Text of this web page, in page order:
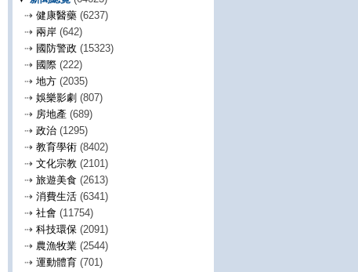
⇢ 健康醫藥 (6237)
⇢ 兩岸 (642)
⇢ 國防警政 (15323)
⇢ 國際 (222)
⇢ 地方 (2035)
⇢ 娛樂影劇 (807)
⇢ 房地產 (689)
⇢ 政治 (1295)
⇢ 教育學術 (8402)
⇢ 文化宗教 (2101)
⇢ 旅遊美食 (2613)
⇢ 消費生活 (6341)
⇢ 社會 (11754)
⇢ 科技環保 (2091)
⇢ 農漁牧業 (2544)
⇢ 運動體育 (701)